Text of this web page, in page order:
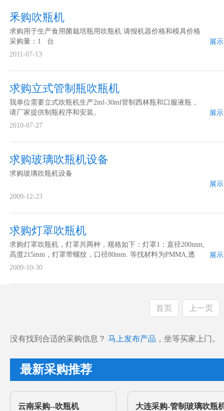
釆购吹瓶机
求购用于生产食用菌栽培瓶用吹瓶机 请报机器价格和模具价格
采购量：1 台
展
2011-07-13
求购立式管制瓶吹瓶机
我单位需要立式吹瓶机生产2ml-30ml管制西林瓶和口服液瓶，
请厂家提供制瓶程序和安装。
展
2010-07-27
求购玻璃吹瓶机设备
求购玻璃吹瓶机设备
展
2009-12-23
求购灯罩吹瓶机
求购灯罩吹瓶机，灯罩共两种，规格如下：灯罩1：直径200mm,
高度215mm，灯罩带螺纹，口径80mm. 等找材料为PMMA,透
明。灯罩2：直径155mm,高度170mm，灯罩带螺纹，口径80mm.
家谢绝联系。
展
2009-10-30
首页 上一页
没有找到合适的采购信息？ 马上发布产品 ，坐等买家上门。
最新采购推荐
云南采购--吹瓶机 大连采购-管制玻璃吹瓶